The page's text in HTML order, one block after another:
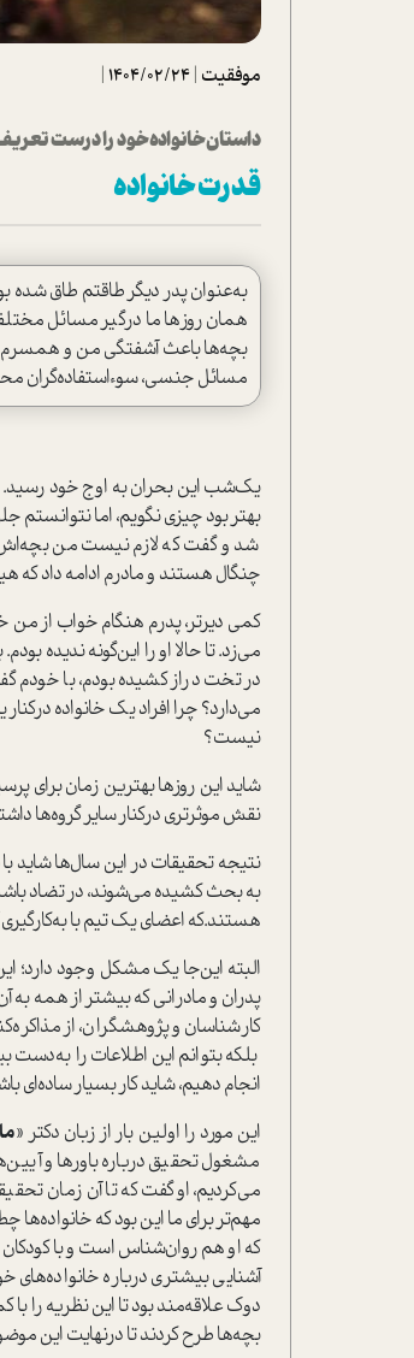
موفقیت |
1404/02/24
|
دا‌ستان خانواده خود را درست
قدرت خانواده
به‌عنوان پدر دیگر طاقتم طاق
همان روزها ما درگیر مسائل
بچه‌ها باعث آشفتگی من و همسرم
مسائل جنسی، سوء‌ا‌ستفاده‌گران
یک‌شب این بحران به اوج خود رسید.
بهتر بود چیزی نگویم، اما نتوانستم
شد و گفت که لازم نیست من بچه‌اش
چنگال هستند‌ و مادرم ادامه داد که
کمی دیرتر، پدرم هنگام خواب از
می‌زد. تا حالا او را این‌گونه ندیده
در تخت دراز کشیده بودم، با خودم
می‌دارد؟ چرا افراد یک خانواده‌
نیست؟
شاید این روز‌ها بهترین زمان‌ برای
نقش موثرتری در‌کنار سایر گروه‌ها
نتیجه تحقیقات در این سال‌ها شاید با
به بحث کشیده می‌شوند، در تضاد
هستند‌.که اعضای یک تیم با
البته این‌جا یک مشکل وجود دارد؛
پدران و مادرانی که بیشتر از همه به
کارشناسان و پژوهشگران، از
بلکه بتوانم این اطلاعات را به‌دست
انجام دهیم، شاید کار بسیار
این مورد را اولین بار از زبان دکتر «
مشغول تحقیق درباره باورها و
می‌کردیم، او گفت که تا آن زمان
مهم‌تر برای ما این بود که
که او هم روان‌شناس ا‌ست و با کودکان
آشنایی بیشتری درباره خانواده‌های
دوک علاقه‌مند بود تا این نظریه را
بچه‌ها طرح کردند تا در‌نهایت این